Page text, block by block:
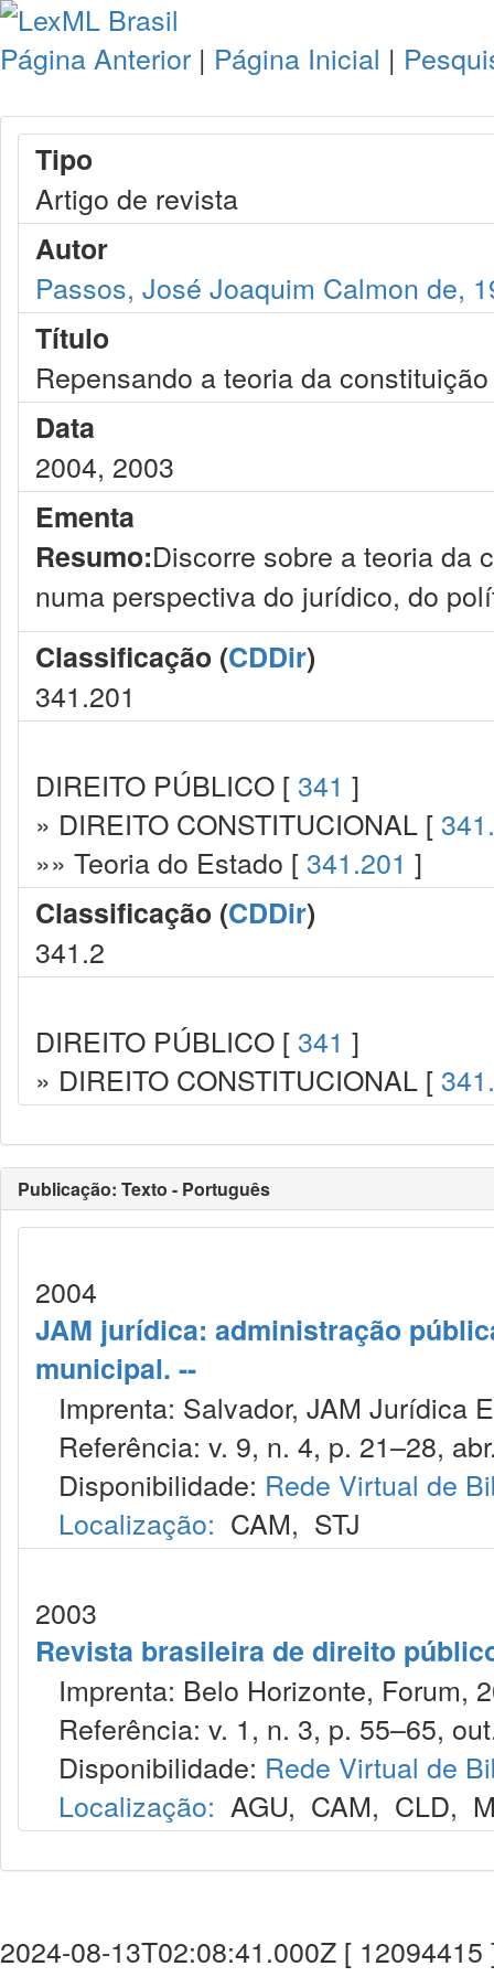
Página Anterior | Página Inicial |
Tipo
Artigo de revista
Autor
Passos, José Joaquim Calmon de,
Título
Repensando a teoria da constituição
Data
2004, 2003
Ementa
Resumo:Discorre sobre a teoria da
numa perspectiva do jurídico, do
Classificação (CDDir)
341.201
DIREITO PÚBLICO [ 341 ]
» DIREITO CONSTITUCIONAL [
»» Teoria do Estado [ 341.201 ]
Classificação (CDDir)
341.2
DIREITO PÚBLICO [ 341 ]
» DIREITO CONSTITUCIONAL [
Publicação: Texto - Português
2004
JAM jurídica: administração
municipal. --
Imprenta: Salvador, JAM Jurídica
Referência: v. 9, n. 4, p. 21–28,
Disponibilidade: Rede Virtual de
Localização: CAM, STJ
2003
Revista brasileira de direito
Imprenta: Belo Horizonte, Forum,
Referência: v. 1, n. 3, p. 55–65,
Disponibilidade: Rede Virtual de
Localização: AGU, CAM, CLD,
2024-08-13T02:08:41.000Z [ 12094415